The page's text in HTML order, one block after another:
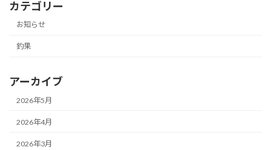
カテゴリー
お知らせ
釣果
アーカイブ
2026年5月
2026年4月
2026年3月